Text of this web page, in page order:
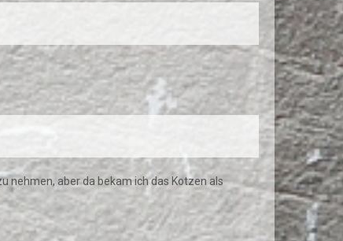
nehmen, aber da bekam ich das Kotzen als